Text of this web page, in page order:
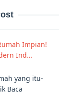
Impian!
Ind…
yang itu-
Baca